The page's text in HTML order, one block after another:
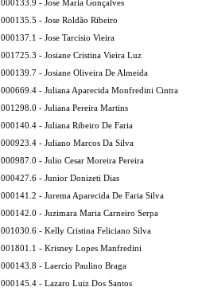
000133.9 - Jose Maria Gonçalves
000135.5 - Jose Roldão Ribeiro
000137.1 - Jose Tarcisio Vieira
001725.3 - Josiane Cristina Vieira Luz
000139.7 - Josiane Oliveira De Almeida
000669.4 - Juliana Aparecida Monfredini Cintra
001298.0 - Juliana Pereira Martins
000140.4 - Juliana Ribeiro De Faria
000923.4 - Juliano Marcos Da Silva
000987.0 - Julio Cesar Moreira Pereira
000427.6 - Junior Donizeti Dias
000141.2 - Jurema Aparecida De Faria Silva
000142.0 - Juzimara Maria Carneiro Serpa
001030.6 - Kelly Cristina Feliciano Silva
001801.1 - Krisney Lopes Manfredini
000143.8 - Laercio Paulino Braga
000145.4 - Lazaro Luiz Dos Santos